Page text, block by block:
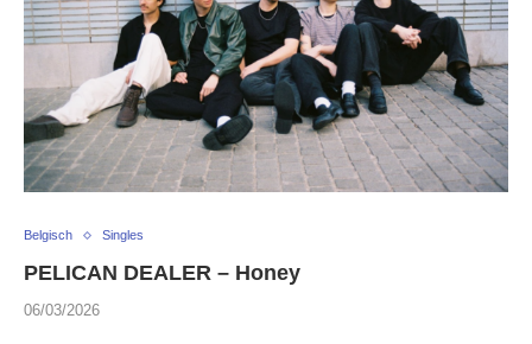
Belgisch Singles
PELICAN DEALER – Honey
06/03/2026